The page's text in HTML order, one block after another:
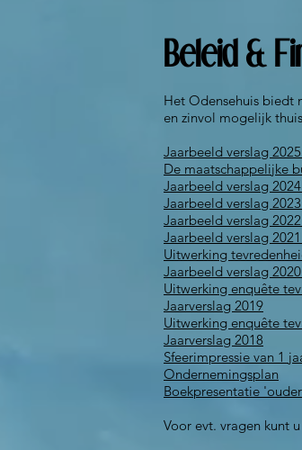
Beleid &
Het Odensehuis biedt
en zinvol mogelijk
Jaarbeeld verslag
De maatschappelijke
Jaarbeeld verslag
Jaarbeeld verslag
Jaarbeeld verslag 2022
Jaarbeeld verslag 2021
Uitwerking
Jaarbeeld verslag 2020
Uitwerking enquête
Jaarverslag 2019
Uitwerking enquête
Jaarverslag 2018
Sfeerimpressie van 1
Ondernemingsplan
Boekpresentatie
Voor evt. vragen kunt